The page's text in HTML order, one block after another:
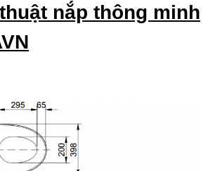
nắp thông minh